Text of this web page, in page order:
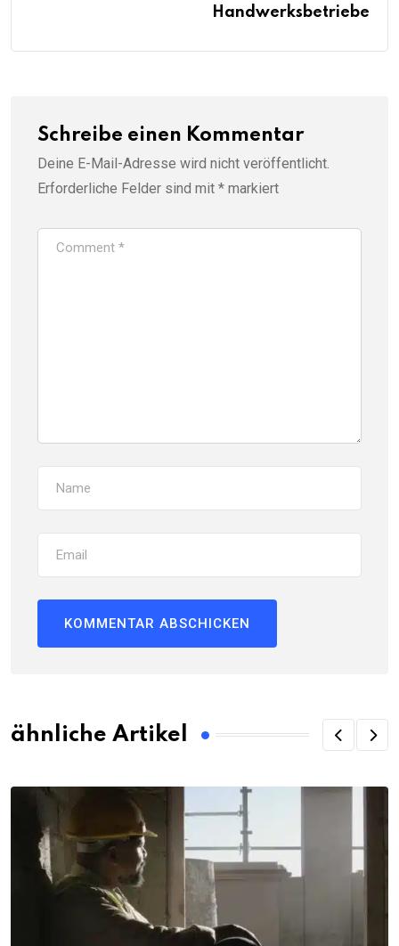
Handwerksbetriebe
Schreibe einen Kommentar
Deine E-Mail-Adresse wird nicht veröffentlicht.
Erforderliche Felder sind mit * markiert
ähnliche Artikel